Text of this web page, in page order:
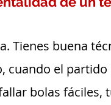
Tienes buena
cuando el
bolas fáciles,